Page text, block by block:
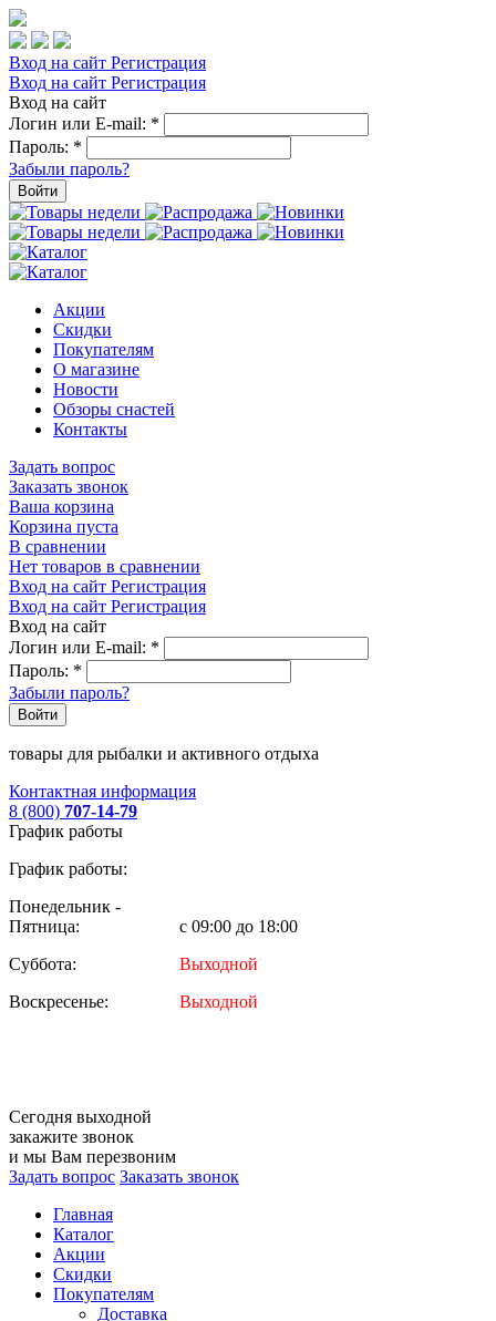
Вход на сайт Регистрация
Вход на сайт Регистрация
Вход на сайт
Логин или E-mail: *
Пароль: *
Забыли пароль?
Войти
Акции
Скидки
Покупателям
О магазине
Новости
Обзоры снастей
Контакты
Задать вопрос
Заказать звонок
Ваша корзина
Корзина пуста
В сравнении
Нет товаров в сравнении
Вход на сайт Регистрация
Вход на сайт Регистрация
Вход на сайт
Логин или E-mail: *
Пароль: *
Забыли пароль?
Войти
товары для рыбалки и активного отдыха
Контактная информация
8 (800) 707-14-79
График работы
График работы:
Понедельник -
Пятница:
с 09:00 до 18:00
Суббота:
Выходной
Воскресенье:
Выходной
Сегодня выходной
закажите звонок
и мы Вам перезвоним
Задать вопрос Заказать звонок
Главная
Каталог
Акции
Скидки
Покупателям
Доставка